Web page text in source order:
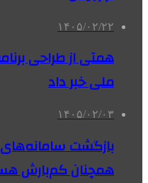
۱۴۰۵/۰۲/۲۲
همتی از طراحی
ملی خبر داد
۱۴۰۵/۰۲/۰۳
همچنان کم‌بارش